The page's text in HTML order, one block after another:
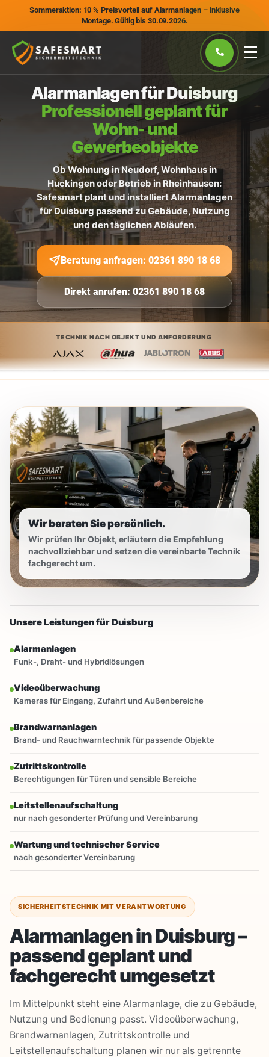
Sommeraktion: 10 % Preisvorteil auf Alarmanlagen – inklusive
Montage. Gültig bis 30.09.2026.
Alarmanlagen für Duisburg
Professionell geplant für
Wohn- und
Gewerbeobjekte
Ob Wohnung in Neudorf, Wohnhaus in
Huckingen oder Betrieb in Rheinhausen:
Safesmart plant und installiert Alarmanlagen
für Duisburg passend zu Gebäude, Nutzung
und den täglichen Abläufen.
Beratung anfragen: 02361 890 18 68
Direkt anrufen: 02361 890 18 68
TECHNIK NACH OBJEKT UND ANFORDERUNG
Wir beraten Sie persönlich.
Wir prüfen Ihr Objekt, erläutern die Empfehlung
nachvollziehbar und setzen die vereinbarte Technik
fachgerecht um.
Unsere Leistungen für Duisburg
Alarmanlagen
Funk-, Draht- und Hybridlösungen
Videoüberwachung
Kameras für Eingang, Zufahrt und Außenbereiche
Brandwarnanlagen
Brand- und Rauchwarntechnik für passende Objekte
Zutrittskontrolle
Berechtigungen für Türen und sensible Bereiche
Leitstellenaufschaltung
nur nach gesonderter Prüfung und Vereinbarung
Wartung und technischer Service
nach gesonderter Vereinbarung
SICHERHEITSTECHNIK MIT VERANTWORTUNG
Alarmanlagen in Duisburg –
passend geplant und
fachgerecht umgesetzt
Im Mittelpunkt steht eine Alarmanlage, die zu Gebäude,
Nutzung und Bedienung passt. Videoüberwachung,
Brandwarnanlagen, Zutrittskontrolle und
Leitstellenaufschaltung planen wir nur als getrennte